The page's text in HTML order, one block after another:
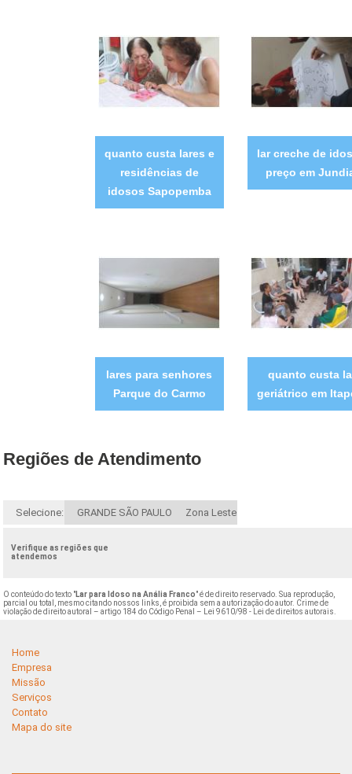
quanto custa lares e
residências de
idosos Sapopemba
lar creche de
preço em
lares para senhores
Parque do Carmo
quanto custa
geriátrico em
Regiões de Atendimento
Selecione: GRANDE SÃO PAULO Zona Leste
Verifique as regiões que
atendemos
O conteúdo do texto "Lar para Idoso na Anália Franco" é de direito reservado. Sua reprodução,
parcial ou total, mesmo citando nossos links, é proibida sem a autorização do autor. Crime de
violação de direito autoral – artigo 184 do Código Penal –
Lei 9610/98 - Lei de direitos autorais
Home
Empresa
Missão
Serviços
Contato
Mapa do site